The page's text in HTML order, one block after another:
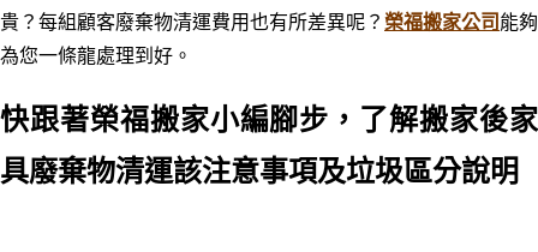
貴？每組顧客廢棄物清運費用也有所差異呢？ 榮福搬家公司 能夠
為您一條龍處理到好。
快跟著榮福搬家小編腳步，了解搬家後家
具廢棄物清運該注意事項及垃圾區分說明